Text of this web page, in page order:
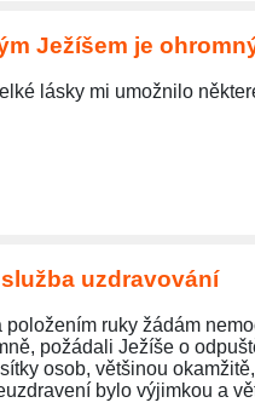
Ježíšem je
lásky mi umožnilo
uzdravování
položením ruky žádám
požádali Ježíše o
osob, většinou
bylo výjimkou a